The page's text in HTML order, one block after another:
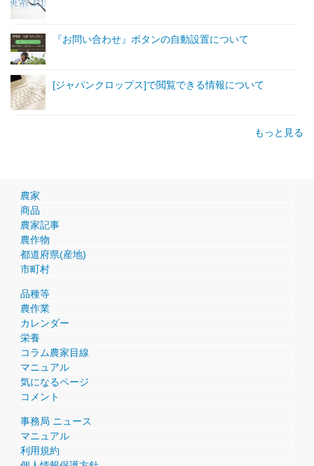
『お問い合わせ』ボタンの自動設置について
[ジャパンクロップス]で閲覧できる情報について
もっと見る
農家
商品
農家記事
農作物
都道府県(産地)
市町村
品種等
農作業
カレンダー
栄養
コラム農家目線
マニュアル
気になるページ
コメント
事務局 ニュース
マニュアル
利用規約